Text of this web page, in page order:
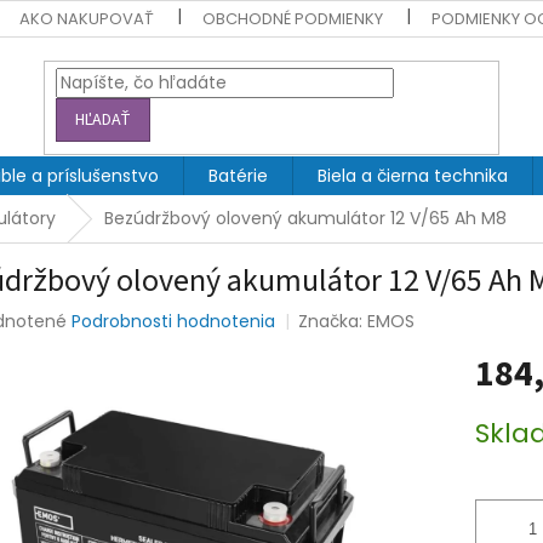
AKO NAKUPOVAŤ OBCHODNÉ PODMIENKY PODMIENKY
HĽADAŤ
a príslušenstvo Batérie Biela a čierna technika
Bezúdržbový olovený akumulátor 12 V/65 Ah M8
olovený akumulátor 12 V/65 Ah
Podrobnosti hodnotenia Značka:EMOS
cena: